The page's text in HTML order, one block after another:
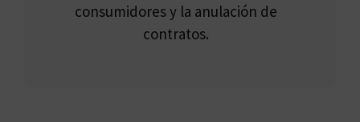
consumidores y la anulación de
contratos.